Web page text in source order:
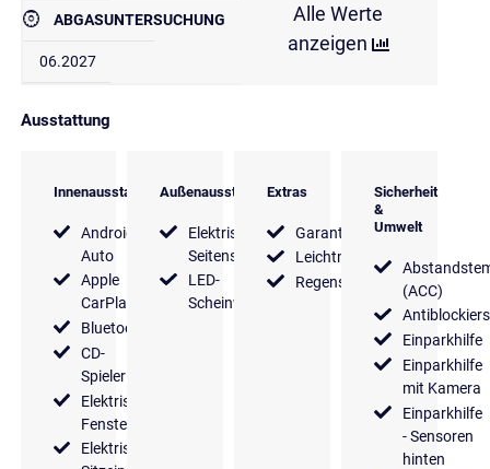
ABGASUNTERSUCHUNG
06.2027
Alle Werte
anzeigen
Ausstattung
Innenausstattung
Android
Auto
Apple
CarPlay
Bluetooth
CD-
Spieler
Elektrische
Fensterheber
Elektrische
Außenausstattung
Elektrische
Seitenspiegel
LED-
Scheinwerfer
Extras
Garantie
Leichtmetallfelgen
Regensensor
Sicherheit
&
Umwelt
(ACC)
Einparkhilfe
Einparkhilfe
mit Kamera
Einparkhilfe
- Sensoren
hinten